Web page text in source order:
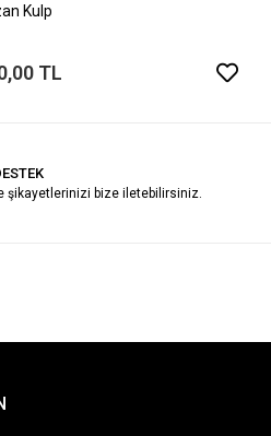
Kulp
TL
şikayetlerinizi bize iletebilirsiniz.